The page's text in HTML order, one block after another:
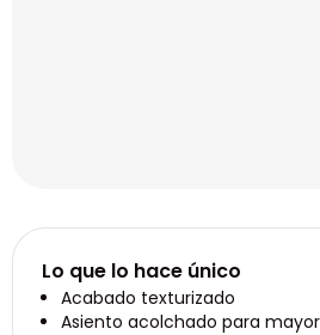
Lo que lo hace único
Acabado texturizado
Asiento acolchado para